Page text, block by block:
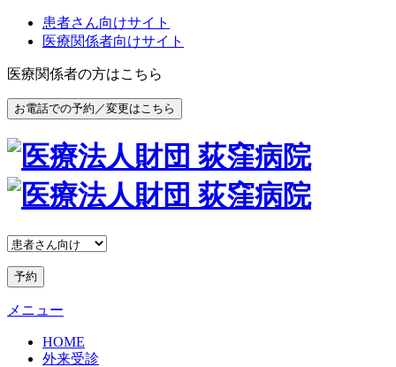
患者さん向けサイト
医療関係者向けサイト
医療関係者の方はこちら
お電話での予約／変更はこちら
予約
メニュー
HOME
外来受診